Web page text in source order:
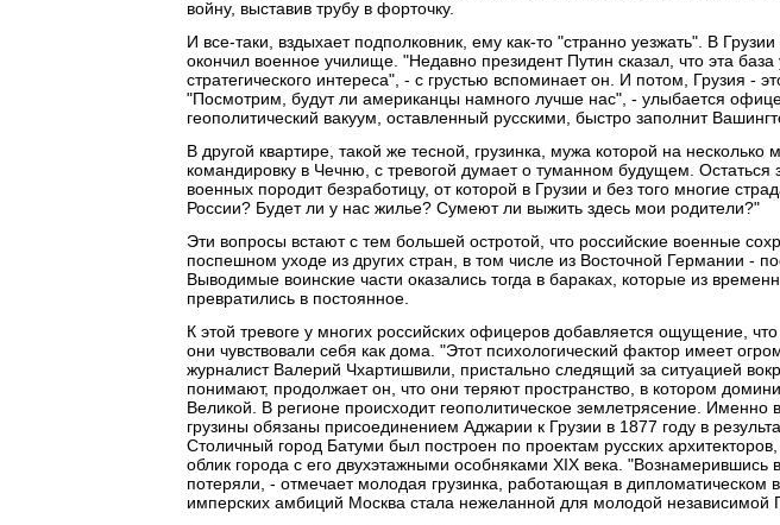
войну, выставив трубу в форточку.
И все-таки, вздыхает подполковник, ему как-то "странно уезжать". В
окончил военное училище. "Недавно президент Путин сказал, что эта
стратегического интереса", - с грустью вспоминает он. И потом, Грузия -
"Посмотрим, будут ли американцы намного лучше нас", - улыбается
геополитический вакуум, оставленный русскими, быстро заполнит
В другой квартире, такой же тесной, грузинка, мужа которой на несколько
командировку в Чечню, с тревогой думает о туманном будущем. Остаться
военных породит безработицу, от которой в Грузии и без того многие
России? Будет ли у нас жилье? Сумеют ли выжить здесь мои родители?"
Эти вопросы встают с тем большей остротой, что российские военные
поспешном уходе из других стран, в том числе из Восточной Германии -
Выводимые воинские части оказались тогда в бараках, которые из
превратились в постоянное.
К этой тревоге у многих российских офицеров добавляется ощущение,
они чувствовали себя как дома. "Этот психологический фактор имеет
журналист Валерий Чхартишвили, пристально следящий за ситуацией
понимают, продолжает он, что они теряют пространство, в котором
Великой. В регионе происходит геополитическое землетрясение. Именно
грузины обязаны присоединением Аджарии к Грузии в 1877 году в
Столичный город Батуми был построен по проектам русских
облик города с его двухэтажными особняками XIX века. "Вознамерившись
потеряли, - отмечает молодая грузинка, работающая в дипломатическом
имперских амбиций Москва стала нежеланной для молодой независимой